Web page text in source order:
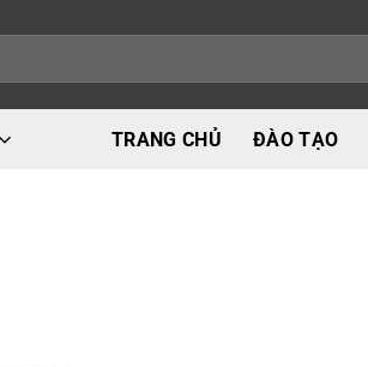
TRANG CHỦ ĐÀO TẠO